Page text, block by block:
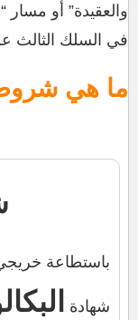
والعقيدة” أو مسار
في السلك الثالث
ما هي
باستطاعة خريجي
شهادة